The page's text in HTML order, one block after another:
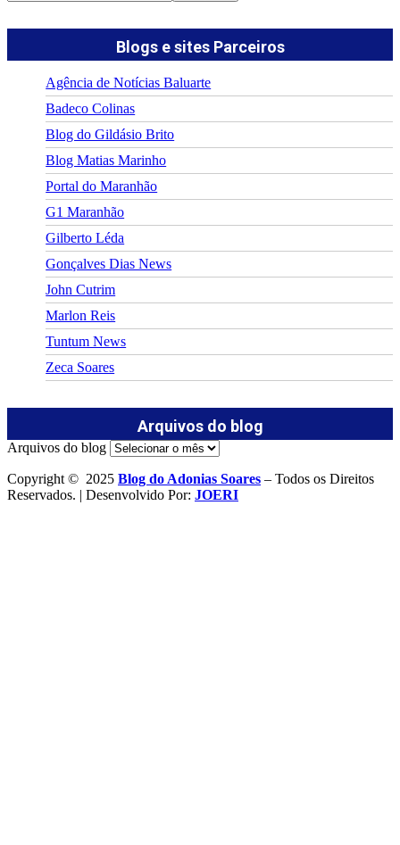
Blogs e sites Parceiros
Agência de Notícias Baluarte
Badeco Colinas
Blog do Gildásio Brito
Blog Matias Marinho
Portal do Maranhão
G1 Maranhão
Gilberto Léda
Gonçalves Dias News
John Cutrim
Marlon Reis
Tuntum News
Zeca Soares
Arquivos do blog
Arquivos do blog
Copyright © 2025 Blog do Adonias Soares – Todos os Direitos
Reservados. | Desenvolvido Por: JOERI